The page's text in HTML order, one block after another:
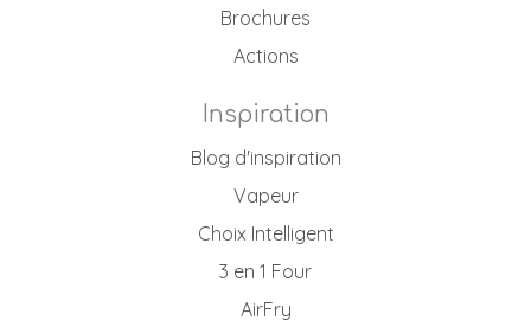
Brochures
Actions
Inspiration
Blog d'inspiration
Vapeur
Choix Intelligent
3 en 1 Four
AirFry